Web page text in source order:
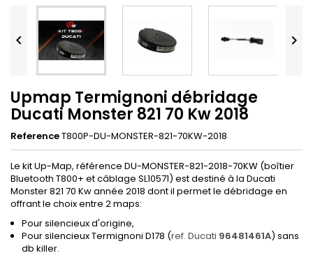
 
Upmap Termignoni débridage
Ducati Monster 821 70 Kw 2018
ReferenceT800P-DU-MONSTER-821-70KW-2018
Le kit Up-Map, référence DU-MONSTER-821-2018-70KW (boîtier
Bluetooth T800+ et câblage SL10571) est destiné à la Ducati
Monster 821 70 Kw année 2018 dont il permet le débridage en
offrant le choix entre 2 maps:
Pour silencieux d'origine,
Pour silencieux Termignoni D178 (ref. Ducati 96481461A) sans
db killer.